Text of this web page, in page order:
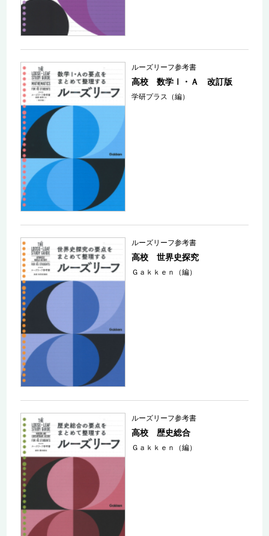
ルーズリーフ参考書
高校 数学Ⅰ・Ａ 改訂版
学研プラス（編）
ルーズリーフ参考書
高校 世界史探究
Ｇａｋｋｅｎ（編）
ルーズリーフ参考書
高校 歴史総合
Ｇａｋｋｅｎ（編）